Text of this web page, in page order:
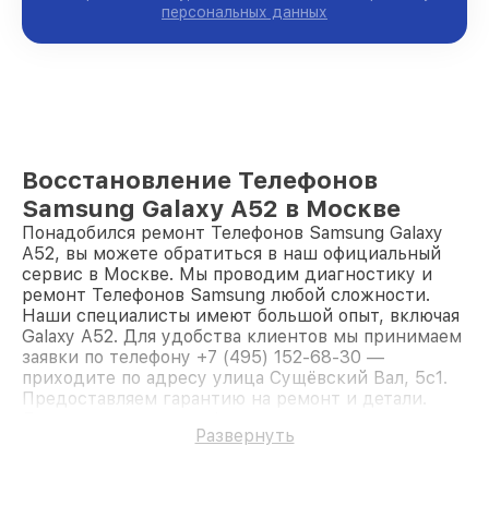
персональных данных
Восстановление Телефонов
Samsung Galaxy A52 в Москве
Понадобился ремонт Телефонов Samsung Galaxy
A52, вы можете обратиться в наш официальный
сервис в Москве. Мы проводим диагностику и
ремонт Телефонов Samsung любой сложности.
Наши специалисты имеют большой опыт, включая
Galaxy A52. Для удобства клиентов мы принимаем
заявки по телефону +7 (495) 152-68-30 —
приходите по адресу улица Сущёвский Вал, 5с1.
Предоставляем гарантию на ремонт и детали.
Развернуть